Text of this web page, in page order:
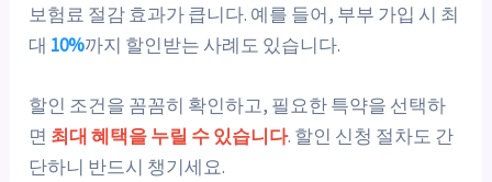
보험료 절감 효과가 큽니다. 예를 들어, 부부 가입 시 최
대 10%까지 할인받는 사례도 있습니다.
할인 조건을 꼼꼼히 확인하고, 필요한 특약을 선택하
면 최대 혜택을 누릴 수 있습니다. 할인 신청 절차도 간
단하니 반드시 챙기세요.